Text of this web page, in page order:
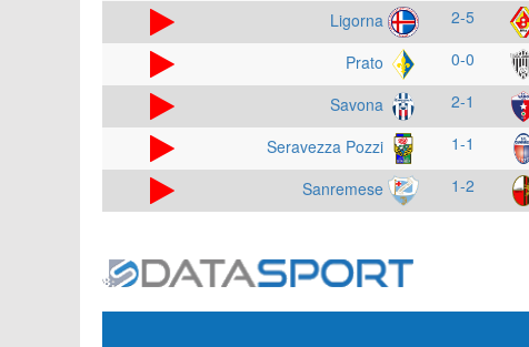
Ligorna 2-5
Prato 0-0
Savona 2-1
Seravezza Pozzi 1-1
Sanremese 1-2